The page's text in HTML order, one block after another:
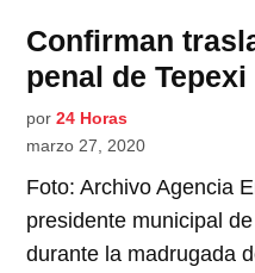
Confirman
penal de Tepexi
por 24 Horas
marzo 27, 2020
Foto: Archivo Agencia
presidente municipal
durante la madrugada